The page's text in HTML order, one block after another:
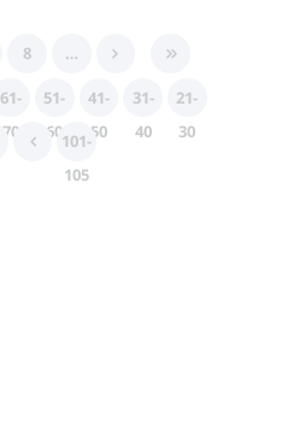
…
8
21-
30
31-
40
41-
50
51-
60
61-
70
101-
105